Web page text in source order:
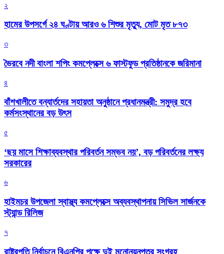
২
হামের উপসর্গে ২৪ ঘণ্টায় আরও ৬ শিশুর মৃত্যু, মোট মৃত ৮৭৩
৩
ভৈরবে নদী বাংলা শপিং কমপ্লেক্সে ৬ ফাস্টফুড প্রতিষ্ঠানকে জরিমানা
৪
বাঁশখালীতে বন্যার্তদের সহায়তা অনুষ্ঠানে প্রধানমন্ত্রী: সমুদ্র হবে
কর্মসংস্থানের বড় উৎস
৫
‘ছয় মাসে শিক্ষাব্যবস্থার পরিবর্তন সম্ভব নয়’, বড় পরিবর্তনের লক্ষ্য
সরকারের
৬
হাইমচর উপজেলা স্বাস্থ্য কমপ্লেক্সে অব্যবস্থাপনায় সিভিল সার্জনকে
স্ট্যান্ড রিলিজ
৭
রাষ্ট্রপতি নির্বাচনে বিএনপির পক্ষে দুই মনোনয়নপত্র সংগ্রহ